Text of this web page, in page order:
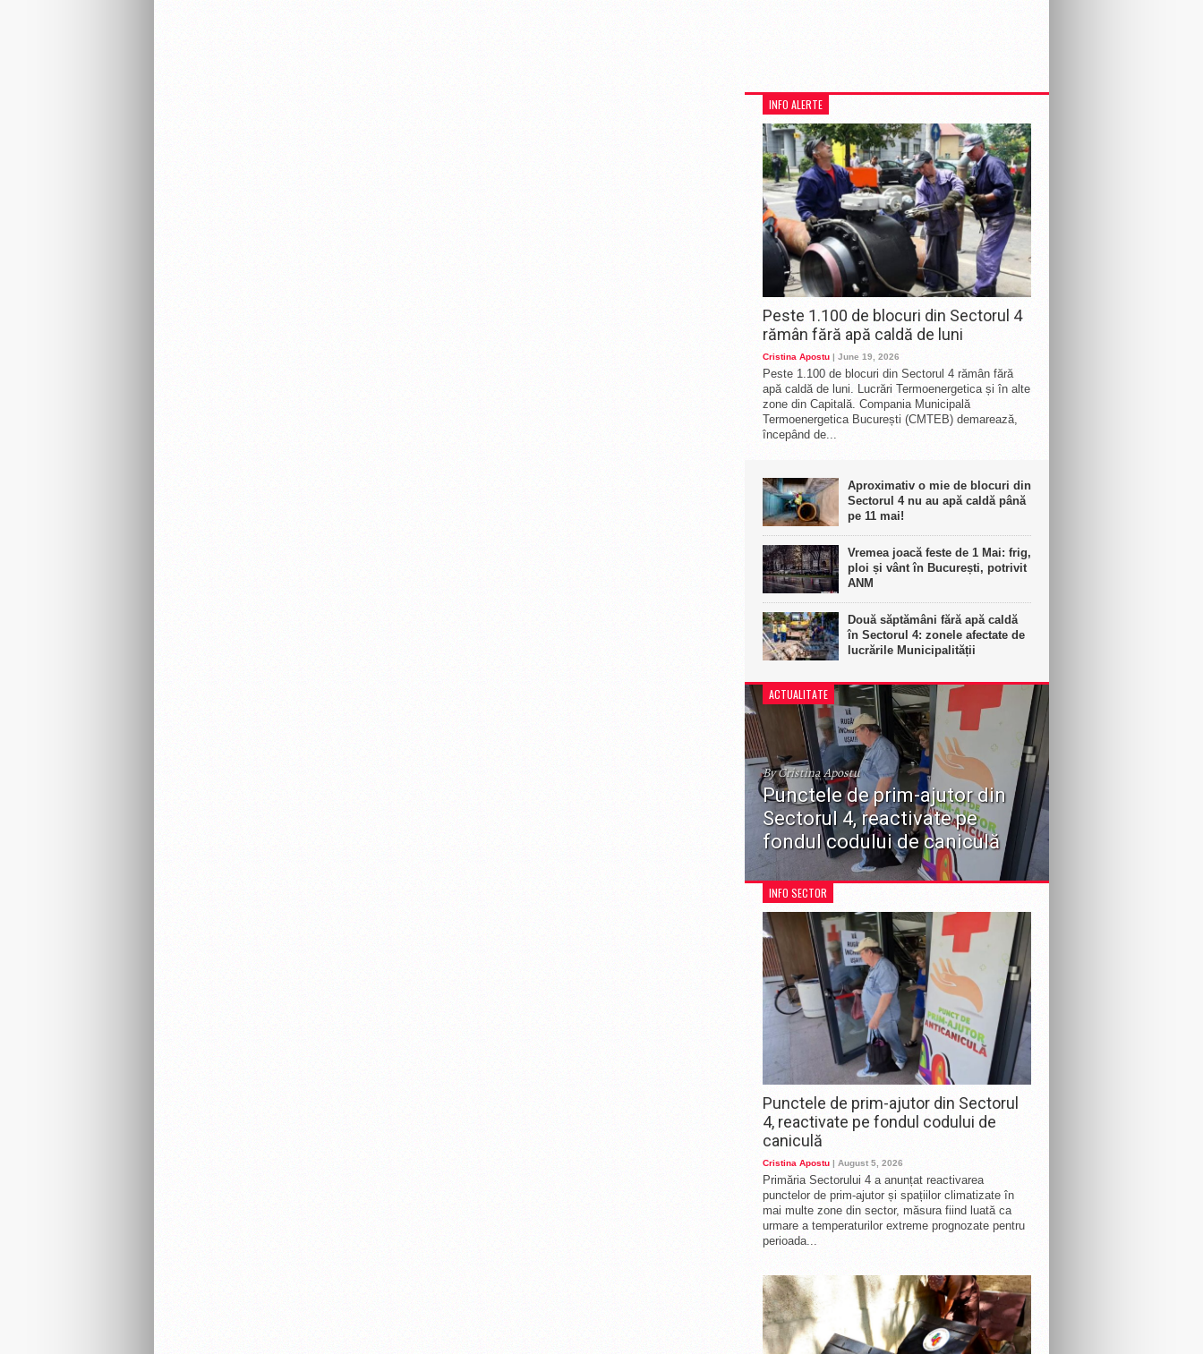
INFO ALERTE
Peste 1.100 de blocuri din Sectorul 4
rămân fără apă caldă de luni
Cristina Apostu | June 19, 2026
Peste 1.100 de blocuri din Sectorul 4 rămân fără
apă caldă de luni. Lucrări Termoenergetica și în alte
zone din Capitală. Compania Municipală
Termoenergetica București (CMTEB) demarează,
începând de...
Aproximativ o mie de blocuri din
Sectorul 4 nu au apă caldă până
pe 11 mai!
Vremea joacă feste de 1 Mai: frig,
ploi și vânt în București, potrivit
ANM
Două săptămâni fără apă caldă
în Sectorul 4: zonele afectate de
lucrările Municipalității
ACTUALITATE
By Cristina Apostu
Punctele de prim-ajutor din
Sectorul 4, reactivate pe
fondul codului de caniculă
Primăria Sectorului 4 a anunțat reactivarea
punctelor de prim-ajutor și spațiilor climatizate în
mai multe zone din sector, măsura fiind luată ca
urmare a temperaturilor extreme prognozate pentru
perioada...
INFO SECTOR
Punctele de prim-ajutor din Sectorul
4, reactivate pe fondul codului de
caniculă
Cristina Apostu | August 5, 2026
Primăria Sectorului 4 a anunțat reactivarea
punctelor de prim-ajutor și spațiilor climatizate în
mai multe zone din sector, măsura fiind luată ca
urmare a temperaturilor extreme prognozate pentru
perioada...